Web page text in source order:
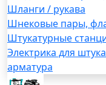
Шланги / рукава
Шнековые пары,
Штукатурные
Электрика для
арматура